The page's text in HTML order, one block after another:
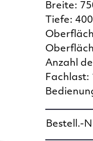
Breite:
Tiefe:
Anzahl
Fachlast:
Bestell.-